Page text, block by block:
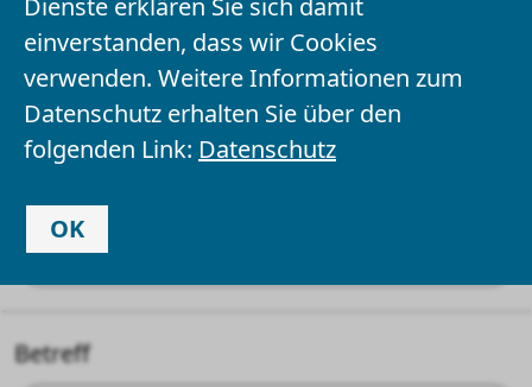
Dienste erklären Sie sich damit
einverstanden, dass wir Cookies
verwenden. Weitere Informationen zum
Datenschutz erhalten Sie über den
folgenden Link: Datenschutz
OK
Ihr Name*
Ihre E-Mail-Adresse
Betreff